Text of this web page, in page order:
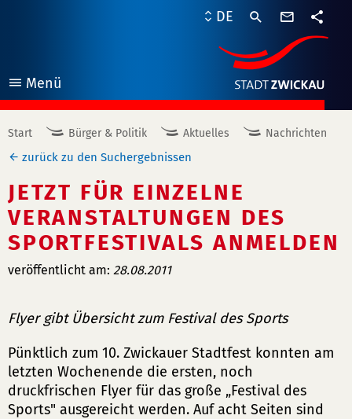
Menü
öffnen
DE
Start Bürger & Politik Aktuelles Nachrichten
zurück zu den Suchergebnissen
JETZT FÜR EINZELNE
VERANSTALTUNGEN DES
SPORTFESTIVALS ANMELDEN
veröffentlicht am: 28.08.2011
Flyer gibt Übersicht zum Festival des Sports
Pünktlich zum 10. Zwickauer Stadtfest konnten am
letzten Wochenende die ersten, noch
druckfrischen Flyer für das große „Festival des
Sports" ausgereicht werden. Auf acht Seiten sind